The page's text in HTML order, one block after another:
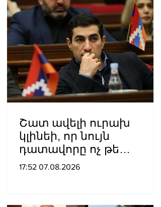
Շատ ավելի ուրախ
կլինեի, որ նույն
դատավորը ոչ թե
բացարկ հայտներ, այլ
17:52 07.08.2026